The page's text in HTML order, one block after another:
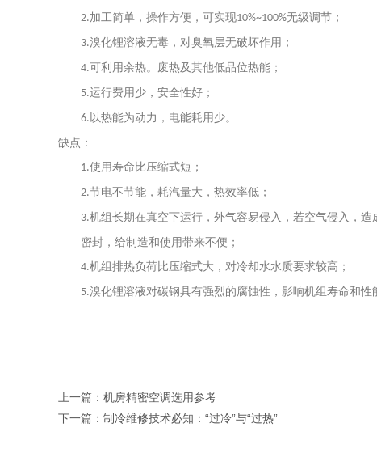
2.加工简单，操作方便，可实现10%~100%无级调节；
3.溴化锂溶液无毒，对臭氧层无破坏作用；
4.可利用余热。废热及其他低品位热能；
5.运行费用少，安全性好；
6. 以热能为动力，电能耗用少。
缺点：
1.使用寿命比压缩式短；
2.节电不节能，耗汽量大，热效率低；
3.机组长期在真空下运行，外气容易侵入，若空气侵入，造
密封，给制造和使用带来不便；
4.机组排热负荷比压缩式大，对冷却水水质要求较高；
5.溴化锂溶液对碳钢具有强烈的腐蚀性，影响机组寿命和性
上一篇： 机房精密空调选用参考
下一篇： 制冷维修技术必知：“过冷”与“过热”